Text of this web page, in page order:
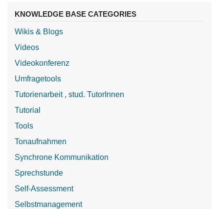
KNOWLEDGE BASE CATEGORIES
Wikis & Blogs
Videos
Videokonferenz
Umfragetools
Tutorienarbeit , stud. TutorInnen
Tutorial
Tools
Tonaufnahmen
Synchrone Kommunikation
Sprechstunde
Self-Assessment
Selbstmanagement